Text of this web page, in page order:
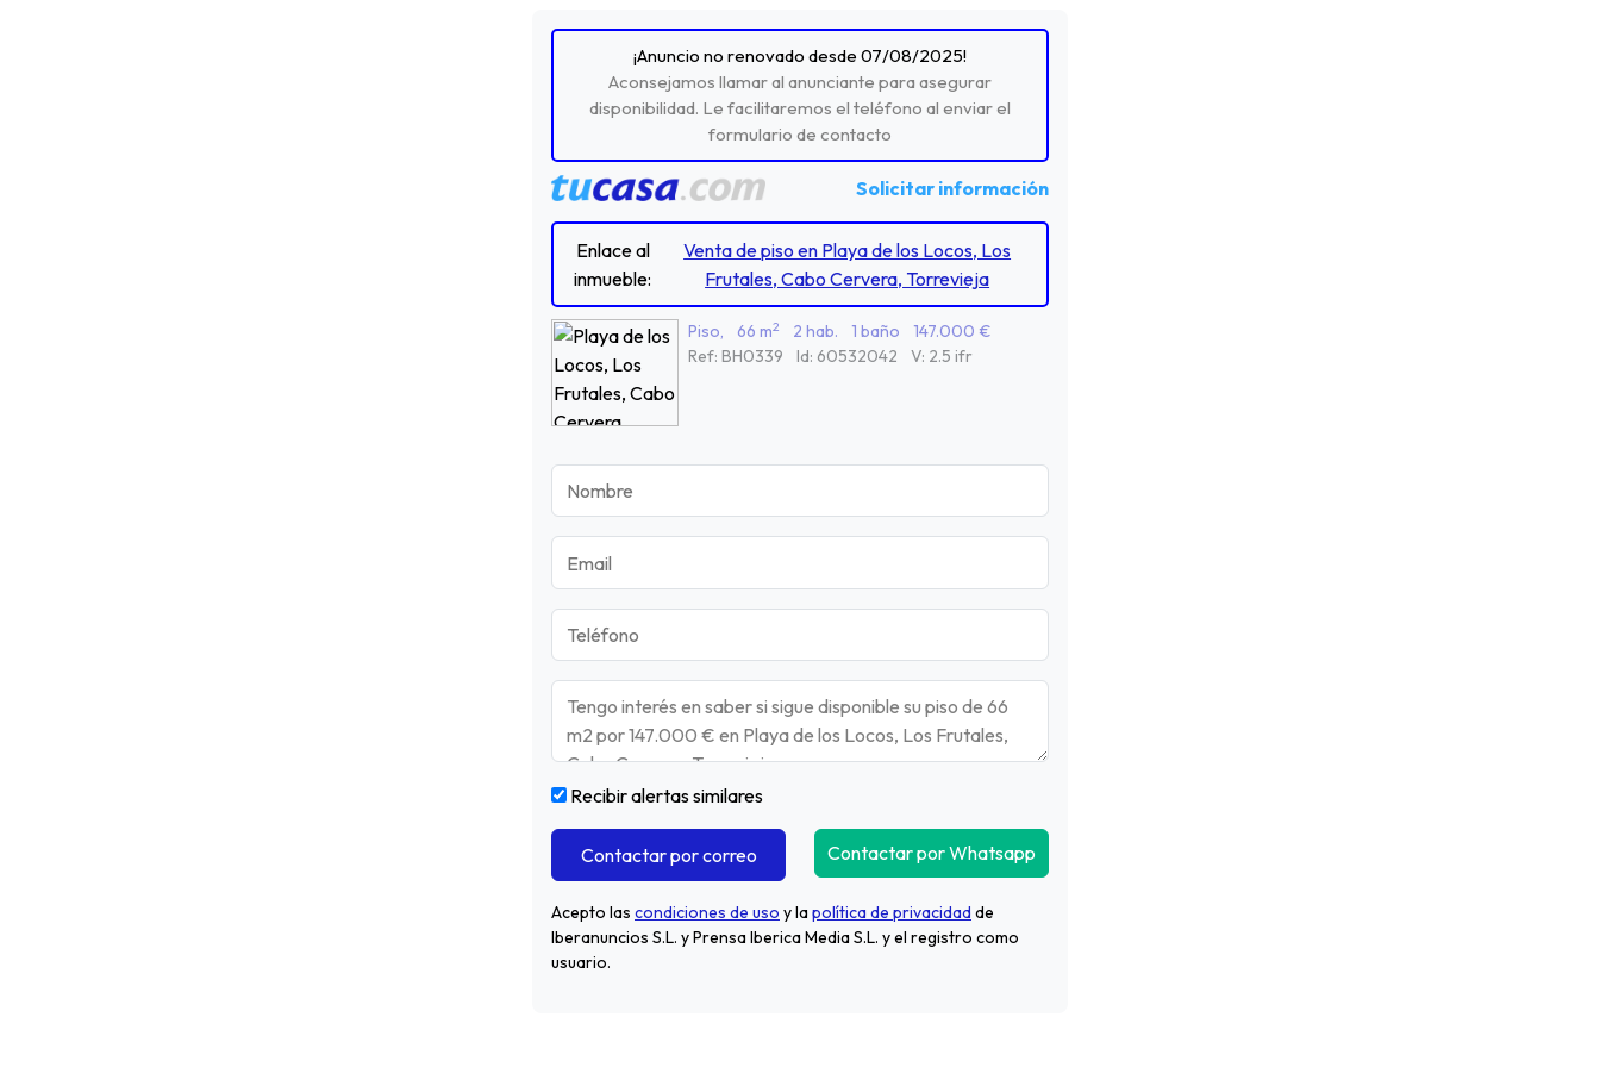
¡Anuncio no renovado desde 07/08/2025!
Aconsejamos llamar al anunciante para asegurar
disponibilidad. Le facilitaremos el teléfono al enviar el
formulario de contacto
Solicitar información
Enlace al
inmueble:
Venta de piso en Playa de los Locos, Los
Frutales, Cabo Cervera, Torrevieja
Piso, 66 m2 2 hab. 1 baño
147.000 €
Ref: BH0339
Id: 60532042 V: 2.5 ifr
Recibir alertas similares
Contactar por correo Contactar por Whatsapp
Acepto las condiciones de uso y lapolítica de privacidadde
Iberanuncios S.L. y Prensa Iberica Media S.L. y el registro como
usuario.